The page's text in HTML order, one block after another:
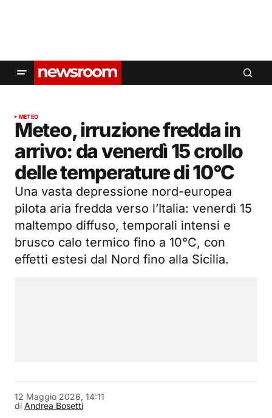
METEO
Meteo, irruzione fredda in
arrivo: da venerdì 15 crollo
delle temperature di 10°C
Una vasta depressione nord-europea
pilota aria fredda verso l’Italia: venerdì 15
maltempo diffuso, temporali intensi e
brusco calo termico fino a 10°C, con
effetti estesi dal Nord fino alla Sicilia.
di Andrea Bosetti
12 Maggio 2026, 14:11